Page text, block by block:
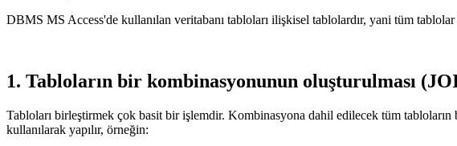
DBMS MS Access'de kullanılan veritabanı tabloları ilişkisel tablolardır, yani tüm
1. Tabloların bir kombinasyonunun oluşturulması
Tabloları birleştirmek çok basit bir işlemdir. Kombinasyona dahil edilecek tüm
kullanılarak yapılır, örneğin: